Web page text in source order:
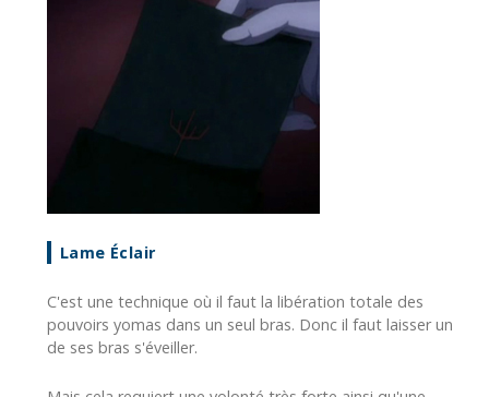
Lame Éclair
C'est une technique où il faut la libération totale des
pouvoirs yomas dans un seul bras. Donc il faut laisser un
de ses bras s'éveiller.